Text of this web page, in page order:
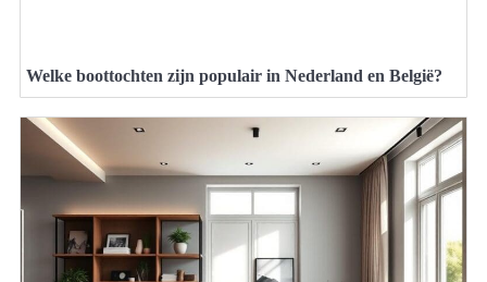
Welke boottochten zijn populair in Nederland en België?